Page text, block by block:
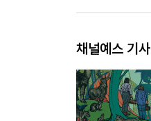
채널예스 기사